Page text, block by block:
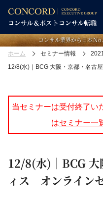
コンサル業界から日本Ｎ
ホーム セミナー情報
12/8(水)｜BCG 大阪・京都・名古
当セミナーは受付終了い
はセミナー一
12/8(水)｜BCG 大
ィス オンライン